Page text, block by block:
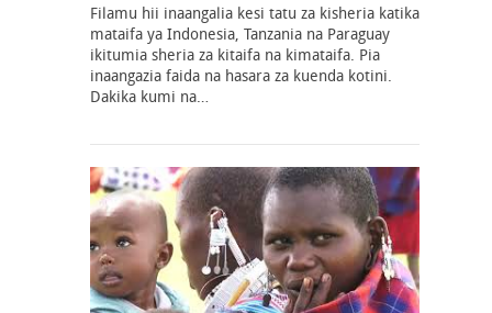
Filamu hii inaangalia kesi tatu za kisheria katika
mataifa ya Indonesia, Tanzania na Paraguay
ikitumia sheria za kitaifa na kimataifa. Pia
inaangazia faida na hasara za kuenda kotini.
Dakika kumi na…